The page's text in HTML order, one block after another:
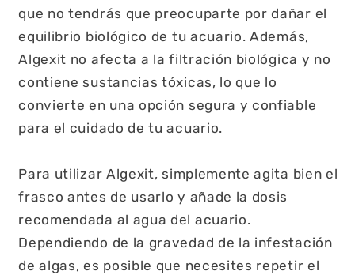
que no tendrás que preocuparte por dañar el
equilibrio biológico de tu acuario. Además,
Algexit no afecta a la filtración biológica y no
contiene sustancias tóxicas, lo que lo
convierte en una opción segura y confiable
para el cuidado de tu acuario.
Para utilizar Algexit, simplemente agita bien el
frasco antes de usarlo y añade la dosis
recomendada al agua del acuario.
Dependiendo de la gravedad de la infestación
de algas, es posible que necesites repetir el